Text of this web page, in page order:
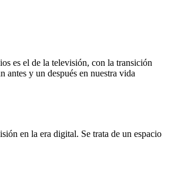
es el de la televisión, con la transición
y un después en nuestra vida
en la era digital. Se trata de un espacio